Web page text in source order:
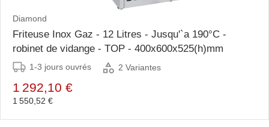
Diamond
Friteuse Inox Gaz - 12 Litres - Jusqu'`a 190°C -
robinet de vidange - TOP - 400x600x525(h)mm
1-3 jours ouvrés 2 Variantes
1 292,10 €
1 550,52 €